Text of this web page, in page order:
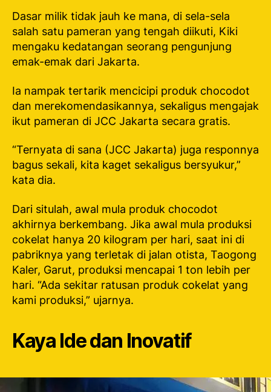
Dasar milik tidak jauh ke mana, di sela-sela
salah satu pameran yang tengah diikuti, Kiki
mengaku kedatangan seorang pengunjung
emak-emak dari Jakarta.
Ia nampak tertarik mencicipi produk chocodot
dan merekomendasikannya, sekaligus mengajak
ikut pameran di JCC Jakarta secara gratis.
“Ternyata di sana (JCC Jakarta) juga responnya
bagus sekali, kita kaget sekaligus bersyukur,”
kata dia.
Dari situlah, awal mula produk chocodot
akhirnya berkembang. Jika awal mula produksi
cokelat hanya 20 kilogram per hari, saat ini di
pabriknya yang terletak di jalan otista, Taogong
Kaler, Garut, produksi mencapai 1 ton lebih per
hari. “Ada sekitar ratusan produk cokelat yang
kami produksi,” ujarnya.
Kaya Ide dan Inovatif